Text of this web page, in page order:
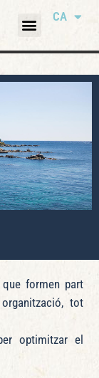
CA
formen part
tot
optimitzar el